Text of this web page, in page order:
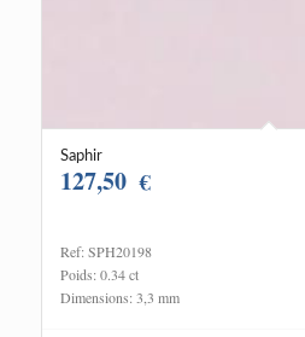
Saphir
127,50 €
Ref: SPH20198
Poids: 0.34 ct
Dimensions: 3,3 mm